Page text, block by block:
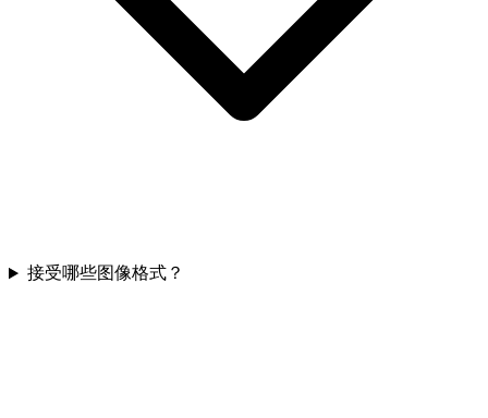
接受哪些图像格式？